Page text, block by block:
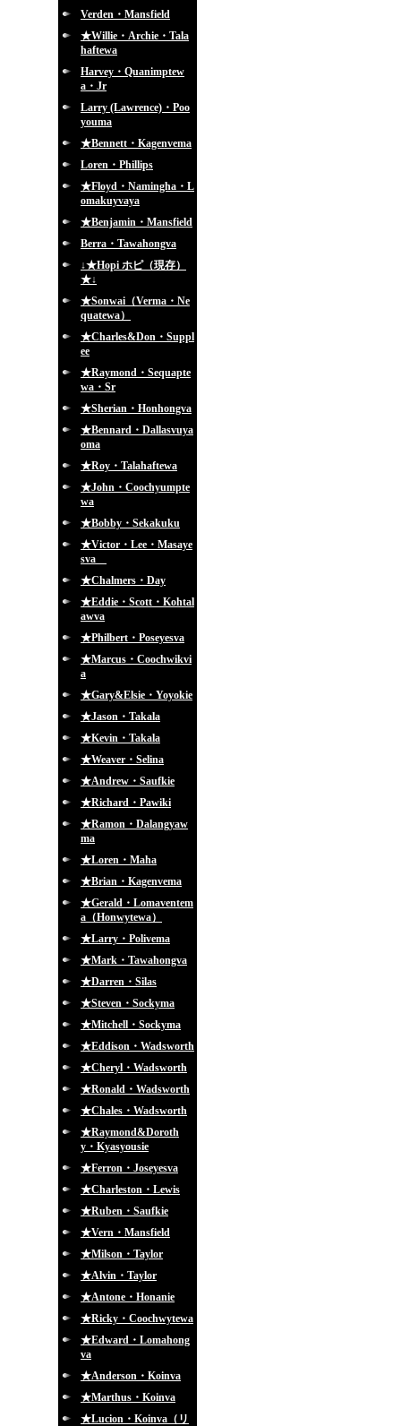
Verden・Mansfield
★Willie・Archie・Tala
haftewa
Harvey・Quanimptew
a・Jr
Larry (Lawrence)・Poo
youma
★Bennett・Kagenvema
Loren・Phillips
★Floyd・Namingha・L
omakuyvaya
★Benjamin・Mansfield
Berra・Tawahongva
↓★Hopi ホピ（現存）
★↓
★Sonwai（Verma・Ne
quatewa）
★Charles&Don・Suppl
ee
★Raymond・Sequapte
wa・Sr
★Sherian・Honhongva
★Bennard・Dallasvuya
oma
★Roy・Talahaftewa
★John・Coochyumpte
wa
★Bobby・Sekakuku
★Victor・Lee・Masaye
sva
★Chalmers・Day
★Eddie・Scott・Kohtal
awva
★Philbert・Poseyesva
★Marcus・Coochwikvi
a
★Gary&Elsie・Yoyokie
★Jason・Takala
★Kevin・Takala
★Weaver・Selina
★Andrew・Saufkie
★Richard・Pawiki
★Ramon・Dalangyaw
ma
★Loren・Maha
★Brian・Kagenvema
★Gerald・Lomaventem
a（Honwytewa）
★Larry・Polivema
★Mark・Tawahongva
★Darren・Silas
★Steven・Sockyma
★Mitchell・Sockyma
★Eddison・Wadsworth
★Cheryl・Wadsworth
★Ronald・Wadsworth
★Chales・Wadsworth
★Raymond&Doroth
y・Kyasyousie
★Ferron・Joseyesva
★Charleston・Lewis
★Ruben・Saufkie
★Vern・Mansfield
★Milson・Taylor
★Alvin・Taylor
★Antone・Honanie
★Ricky・Coochwytewa
★Edward・Lomahong
va
★Anderson・Koinva
★Marthus・Koinva
★Lucion・Koinva（リ